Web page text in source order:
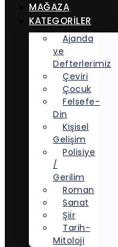
MAĞAZA
KATEGORİLER
Ajanda
ve
Defterlerimiz
Çeviri
Çocuk
Felsefe-
Din
Kişisel
Gelişim
Polisiye
/
Gerilim
Roman
Sanat
Şiir
Tarih-
Mitoloji